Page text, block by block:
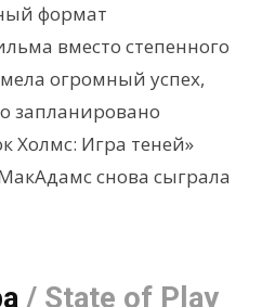
формат
вместо степенного
огромный успех,
запланировано
Холмс: Игра теней»
снова сыграла
/ State of Play